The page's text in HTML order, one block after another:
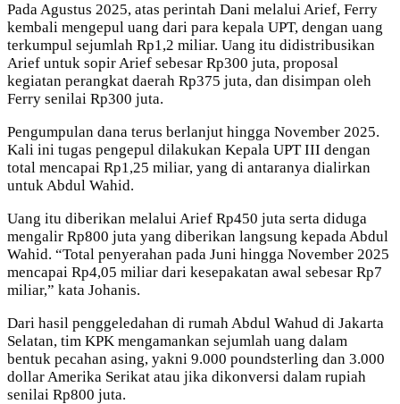
Pada Agustus 2025, atas perintah Dani melalui Arief, Ferry
kembali mengepul uang dari para kepala UPT, dengan uang
terkumpul sejumlah Rp1,2 miliar. Uang itu didistribusikan
Arief untuk sopir Arief sebesar Rp300 juta, proposal
kegiatan perangkat daerah Rp375 juta, dan disimpan oleh
Ferry senilai Rp300 juta.
Pengumpulan dana terus berlanjut hingga November 2025.
Kali ini tugas pengepul dilakukan Kepala UPT III dengan
total mencapai Rp1,25 miliar, yang di antaranya dialirkan
untuk Abdul Wahid.
Uang itu diberikan melalui Arief Rp450 juta serta diduga
mengalir Rp800 juta yang diberikan langsung kepada Abdul
Wahid. “Total penyerahan pada Juni hingga November 2025
mencapai Rp4,05 miliar dari kesepakatan awal sebesar Rp7
miliar,” kata Johanis.
Dari hasil penggeledahan di rumah Abdul Wahud di Jakarta
Selatan, tim KPK mengamankan sejumlah uang dalam
bentuk pecahan asing, yakni 9.000 poundsterling dan 3.000
dollar Amerika Serikat atau jika dikonversi dalam rupiah
senilai Rp800 juta.